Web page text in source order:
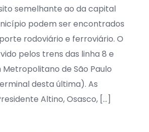
semelhante ao da capital
podem ser encontrados
rodoviário e ferroviário. O
pelos trens das linha 8 e
Metropolitano de São Paulo
desta última). As
Altino, Osasco, […]